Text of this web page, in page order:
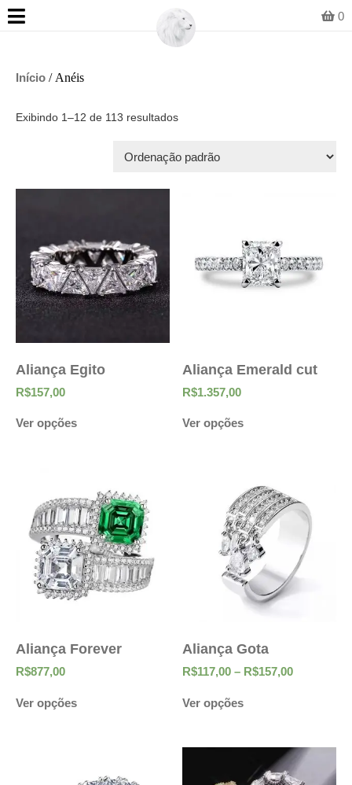
0
Início / Anéis
Exibindo 1–12 de 113 resultados
Aliança Egito
R$157,00
Ver opções
Aliança Emerald cut
R$1.357,00
Ver opções
Aliança Forever
R$877,00
Ver opções
Aliança Gota
R$117,00 – R$157,00
Ver opções